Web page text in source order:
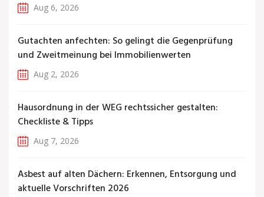
Aug 6, 2026
Gutachten anfechten: So gelingt die Gegenprüfung
und Zweitmeinung bei Immobilienwerten
Aug 2, 2026
Hausordnung in der WEG rechtssicher gestalten:
Checkliste & Tipps
Aug 7, 2026
Asbest auf alten Dächern: Erkennen, Entsorgung und
aktuelle Vorschriften 2026